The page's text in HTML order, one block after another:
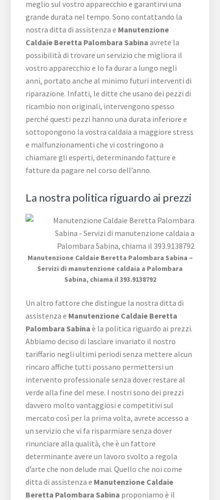
meglio sul vostro apparecchio e garantirvi una
grande durata nel tempo. Sono contattando la
nostra ditta di assistenza e Manutenzione
Caldaie Beretta Palombara Sabina avrete la
possibilità di trovare un servizio che migliora il
vostro apparecchio e lo fa durar a lungo negli
anni, portato anche al minimo futuri interventi di
riparazione. Infatti, le ditte che usano dei pezzi di
ricambio non originali, intervengono spesso
perché questi pezzi hanno una durata inferiore e
sottopongono la vostra caldaia a maggiore stress
e malfunzionamenti che vi costringono a
chiamare gli esperti, determinando fatture e
fatture da pagare nel corso dell’anno.
La nostra politica riguardo ai prezzi
Manutenzione Caldaie Beretta Palombara Sabina –
Servizi di manutenzione caldaia a Palombara
Sabina, chiama il 393.9138792
Un altro fattore che distingue la nostra ditta di
assistenza e Manutenzione Caldaie Beretta
Palombara Sabina è la politica riguardo ai prezzi.
Abbiamo deciso di lasciare invariato il nostro
tariffario negli ultimi periodi senza mettere alcun
rincaro affiche tutti possano permettersi un
intervento professionale senza dover restare al
verde alla fine del mese. I nostri sono dei prezzi
davvero molto vantaggiosi e competitivi sul
mercato così per la prima volta, avrete accesso a
un servizio che vi fa risparmiare senza dover
rinunciare alla qualità, che è un fattore
determinante avere un lavoro svolto a regola
d’arte che non delude mai. Quello che noi come
ditta di assistenza e Manutenzione Caldaie
Beretta Palombara Sabina proponiamo è il